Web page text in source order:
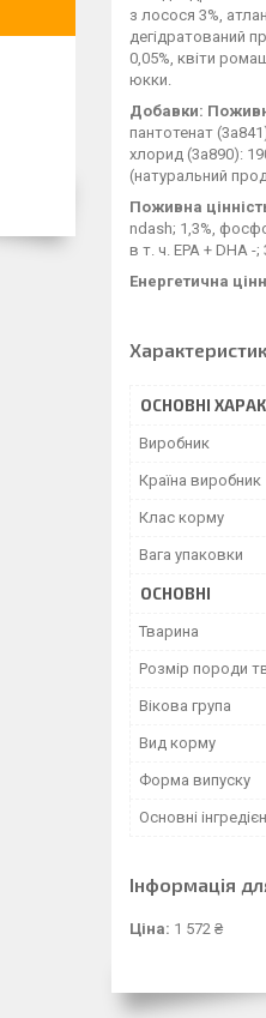
з лосося 3%,
дегідратований
0,05%, квіти
юкки.
Добавки:
пантотенат
хлорид (3а890):
(натуральний
Поживна
ndash; 1,3%,
в т. ч. EPA + DHA
Енергетична
ОСНОВНІ
Виробник
Країна виробник
Клас корму
Вага упаковки
ОСНОВНІ
Тварина
Розмір породи
Вікова група
Вид корму
Форма випуску
Основні
Інформація
Ціна: 1 572 ₴